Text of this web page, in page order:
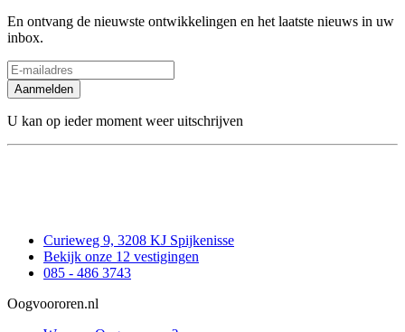
En ontvang de nieuwste ontwikkelingen en het laatste nieuws in uw
inbox.
Aanmelden
U kan op ieder moment weer uitschrijven
Curieweg 9, 3208 KJ Spijkenisse
Bekijk onze 12 vestigingen
085 - 486 3743
Oogvoororen.nl